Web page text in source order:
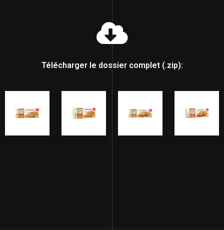
Télécharger le dossier complet (.zip):